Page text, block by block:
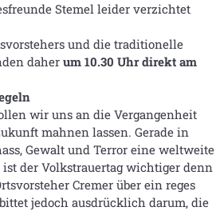
Stemel leider verzichtet
und die traditionelle
daher um 10.30 Uhr direkt am
wir uns an die Vergangenheit
mahnen lassen. Gerade in
Gewalt und Terror eine weltweite
ist der Volkstrauertag wichtiger denn
Cremer über ein reges
jedoch ausdrücklich darum, die